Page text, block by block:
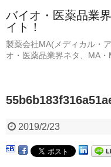
バイオ・医薬品業
イト！
製薬会社MA(メディカル・
オ・医薬品業界ネタ、MA
2019/2/23